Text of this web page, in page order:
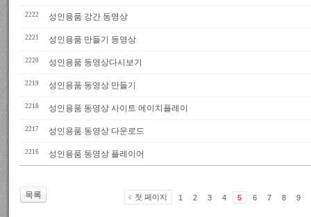
2222 성인용품 강간 동영상
2221 성인용품 만들기 동영상
2220 성인용품 동영상다시보기
2219 성인용품 동영상 만들기
2218 성인용품 동영상 사이트 에이치플레이
2217 성인용품 동영상 다운로드
2216 성인용품 동영상 플레이어
목록 첫 페이지 1 2 3 4 5 6 7 8 9